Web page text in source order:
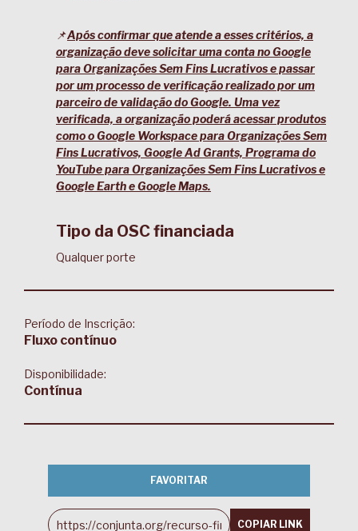
📌Após confirmar que atende a esses critérios, a
organização deve solicitar uma conta no Google
para Organizações Sem Fins Lucrativos e passar
por um processo de verificação realizado por um
parceiro de validação do Google. Uma vez
verificada, a organização poderá acessar produtos
como o Google Workspace para Organizações Sem
Fins Lucrativos, Google Ad Grants, Programa do
YouTube para Organizações Sem Fins Lucrativos e
Google Earth e Google Maps.
Tipo da OSC financiada
Qualquer porte
Período de Inscrição:
Fluxo contínuo
Disponibilidade:
Contínua
FAVORITAR
COPIAR LINK